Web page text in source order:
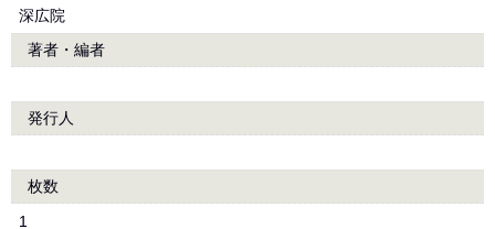
深広院
著者・編者
発行人
枚数
1